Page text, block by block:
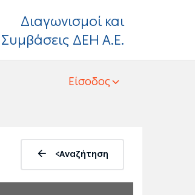
Διαγωνισμοί και
Συμβάσεις ΔΕΗ Α.Ε.
Είσοδος
<Αναζήτηση